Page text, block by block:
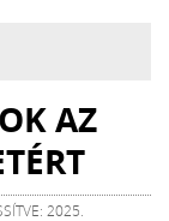
AZ
2025.